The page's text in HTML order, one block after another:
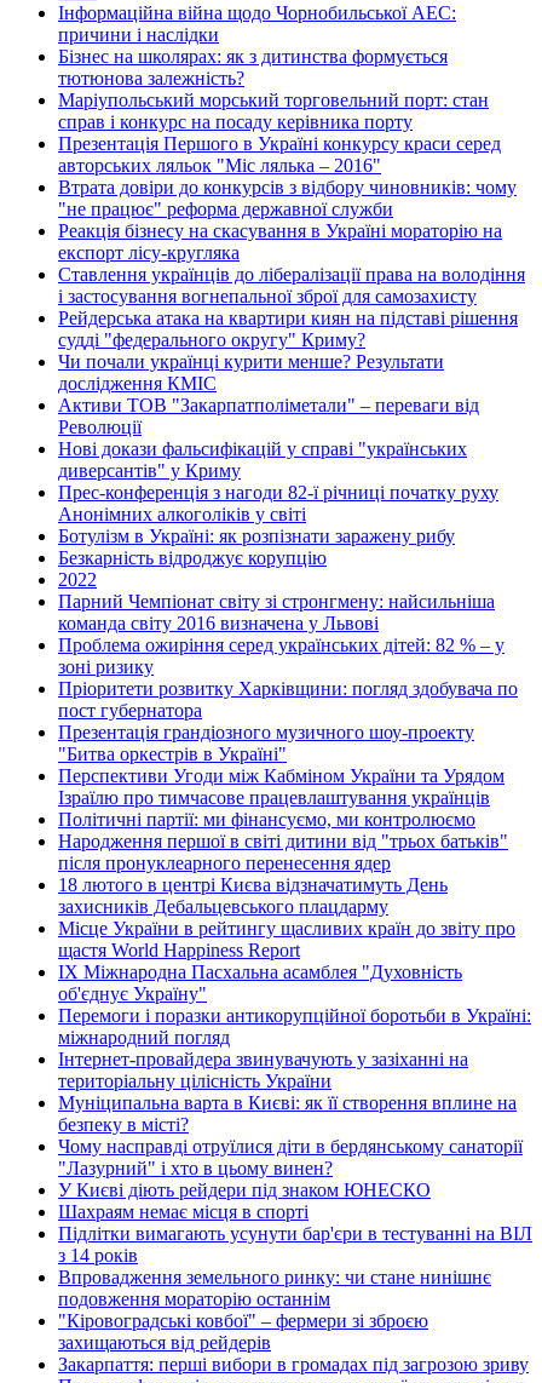
Інформаційна війна щодо Чорнобильської АЕС:
причини і наслідки
Бізнес на школярах: як з дитинства формується
тютюнова залежність?
Маріупольський морський торговельний порт: стан
справ і конкурс на посаду керівника порту
Презентація Першого в Україні конкурсу краси серед
авторських ляльок "Міс лялька – 2016"
Втрата довіри до конкурсів з відбору чиновників: чому
"не працює" реформа державної служби
Реакція бізнесу на скасування в Україні мораторію на
експорт лісу-кругляка
Ставлення українців до лібералізації права на володіння
і застосування вогнепальної зброї для самозахисту
Рейдерська атака на квартири киян на підставі рішення
судді "федерального округу" Криму?
Чи почали українці курити менше? Результати
дослідження КМІС
Активи ТОВ "Закарпатполіметали" – переваги від
Революції
Нові докази фальсифікацій у справі "українських
диверсантів" у Криму
Прес-конференція з нагоди 82-ї річниці початку руху
Анонімних алкоголіків у світі
Ботулізм в Україні: як розпізнати заражену рибу
Безкарність відроджує корупцію
2022
Парний Чемпіонат світу зі стронгмену: найсильніша
команда світу 2016 визначена у Львові
Проблема ожиріння серед українських дітей: 82 % – у
зоні ризику
Пріоритети розвитку Харківщини: погляд здобувача по
пост губернатора
Презентація грандіозного музичного шоу-проекту
"Битва оркестрів в Україні"
Перспективи Угоди між Кабміном України та Урядом
Ізраїлю про тимчасове працевлаштування українців
Політичні партії: ми фінансуємо, ми контролюємо
Народження першої в світі дитини від "трьох батьків"
після пронуклеарного перенесення ядер
18 лютого в центрі Києва відзначатимуть День
захисників Дебальцевського плацдарму
Місце України в рейтингу щасливих країн до звіту про
щастя World Happiness Report
ІХ Міжнародна Пасхальна асамблея "Духовність
об'єднує Україну"
Перемоги і поразки антикорупційної боротьби в Україні:
міжнародний погляд
Інтернет-провайдера звинувачують у зазіханні на
територіальну цілісність України
Муніципальна варта в Києві: як її створення вплине на
безпеку в місті?
Чому насправді отруїлися діти в бердянському санаторії
"Лазурний" і хто в цьому винен?
У Києві діють рейдери під знаком ЮНЕСКО
Шахраям немає місця в спорті
Підлітки вимагають усунути бар'єри в тестуванні на ВІЛ
з 14 років
Впровадження земельного ринку: чи стане нинішнє
подовження мораторію останнім
"Кіровоградські ковбої" – фермери зі зброєю
захищаються від рейдерів
Закарпаття: перші вибори в громадах під загрозою зриву